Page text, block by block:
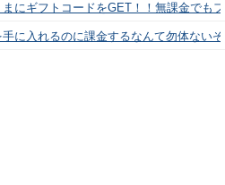
まにギフトコードをGET！！無課金でも
手に入れるのに課金するなんて勿体ない